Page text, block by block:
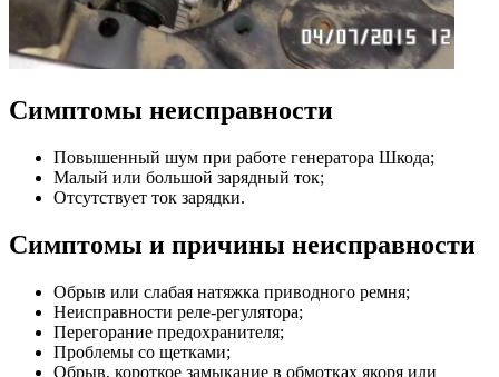
Симптомы неисправности
Повышенный шум при работе генератора Шкода;
Малый или большой зарядный ток;
Отсутствует ток зарядки.
Симптомы и причины неисправности
Обрыв или слабая натяжка приводного ремня;
Неисправности реле-регулятора;
Перегорание предохранителя;
Проблемы со щетками;
Обрыв, короткое замыкание в обмотках якоря или